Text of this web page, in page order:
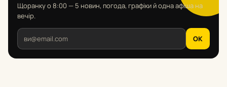
Щоранку о 8:00 — 5 новин, погода, графіки й одна афіша на
вечір.
OK